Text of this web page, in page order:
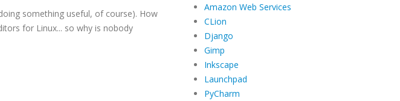
something useful, of course). How
for Linux... so why is nobody
Amazon Web Services
CLion
Django
Gimp
Inkscape
Launchpad
PyCharm